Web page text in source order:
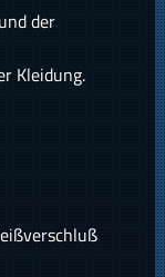
der
Kleidung.